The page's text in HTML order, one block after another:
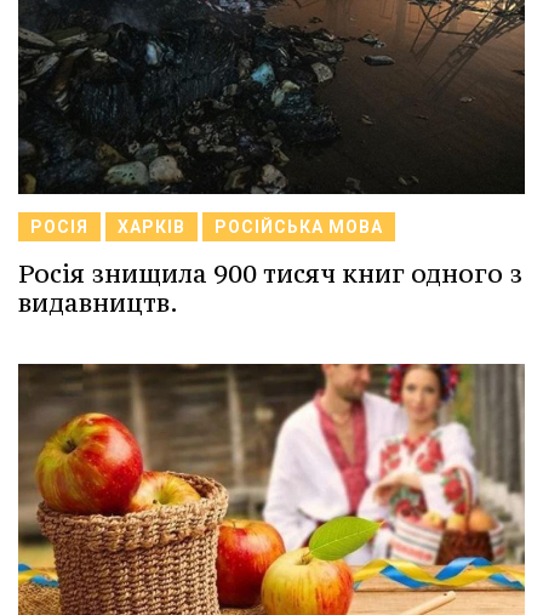
РОСІЯ ХАРКІВ РОСІЙСЬКА МОВА
Росія знищила 900 тисяч книг одного з
видавництв.